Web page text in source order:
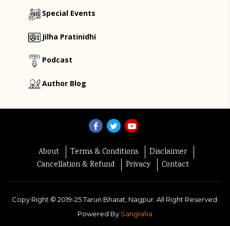
Special Events
Jilha Pratinidhi
Podcast
Author Blog
About Terms & Conditions
Disclaimer
Cancellation & Refund
Privacy Contact
Copy Right © 2019-25Tarun Bharat, Nagpur. All Right Reserved.
Powered By Sangraha